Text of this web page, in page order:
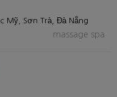
Mỹ, Sơn Trà, Đà Nẵng
massage spa